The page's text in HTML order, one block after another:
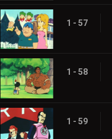
1 - 57
1 - 58
1 - 59